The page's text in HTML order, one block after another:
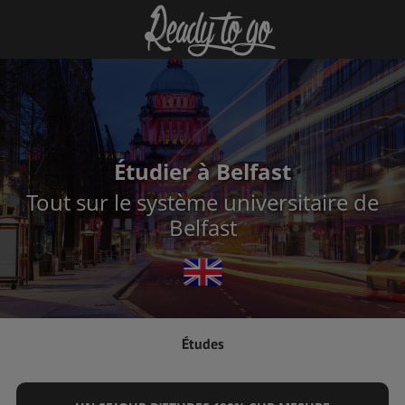
Étudier à Belfast
Tout sur le système universitaire de
Belfast
Études